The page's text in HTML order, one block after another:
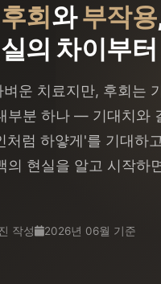
후회와부작용
의 차이부터
운 치료지만, 후회는
부분 하나 — 기대치와
처럼 하얗게'를 기대하
의 현실을 알고 시작하
작성
2026년 06월 기준